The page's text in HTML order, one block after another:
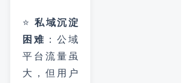
⭐私域沉淀
困难 ：公域
平台流量虽
大，但用户